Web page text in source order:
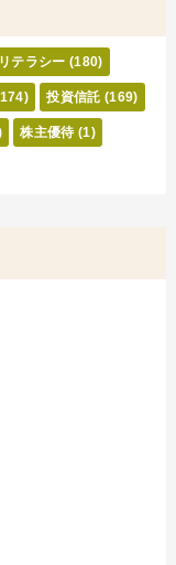
テラシー (180)
投資信託 (169)
株主優待 (1)